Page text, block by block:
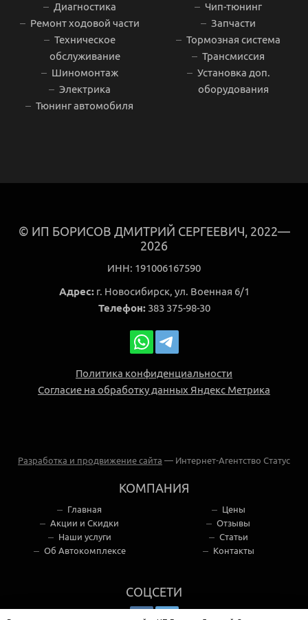
Диагностика
Ремонт ходовой части
Техническое
обслуживание
Шиномонтаж
Электрика
Тюнинг автомобиля
Чип-тюнинг
Запчасти
Тормозная система
Трансмиссия
Установка доп.
оборудования
© ИП БОРИСОВ ДМИТРИЙ СЕРГЕЕВИЧ, 2022—
2026
ИНН: 191006167590
Адрес:г. Новосибирск, ул. Военная 6/1
Телефон: 383375‒98‒30
Политика конфиденциальности
Согласие на обработку данных Яндекс Метрика
Разработка и продвижение сайта — Интернет-Агентство Статус
КОМПАНИЯ
Главная
Акции и Скидки
Наши услуги
Об Автокомплексе
Цены
Отзывы
Статьи
Контакты
СОЦСЕТИ